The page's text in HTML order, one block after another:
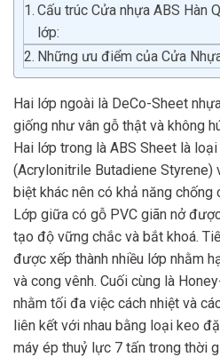
Cấu trúc Cửa nhựa ABS Hàn
lớp:
Những ưu điểm của Cửa
Hai lớp ngoài là DeCo-Sheet
giống như vân gỗ thật và không
Hai lớp trong là ABS Sheet là
(Acrylonitrile Butadiene Styrene)
biệt khác nên có khả năng chống
Lớp giữa có gỗ PVC giãn nở
tạo độ vững chắc và bắt khoá.
được xếp thành nhiều lớp nhằm
và cong vênh. Cuối cùng là
nhằm tối đa việc cách nhiệt và
liên kết với nhau bằng loại keo
máy ép thuỷ lực 7 tấn trong thời